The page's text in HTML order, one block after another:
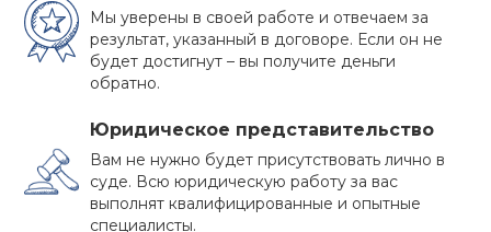
ПРЕИМУЩЕСТВА
БАНКРОТСТВА
Многие должники не решаются на такой
ответственный шаг как признание собственного
Мы уверены в своей работе и отвечаем за
результат, указанный в договоре. Если он не
будет достигнут – вы получите деньги
обратно.
Юридическое представительство
Вам не нужно будет присутствовать лично в
суде. Всю юридическую работу за вас
выполнят квалифицированные и опытные
специалисты.